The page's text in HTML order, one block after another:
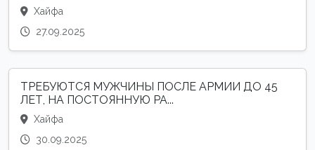
Хайфа
27.09.2025
ТРЕБУЮТСЯ МУЖЧИНЫ ПОСЛЕ АРМИИ ДО 45
ЛЕТ, НА ПОСТОЯННУЮ РА...
Хайфа
30.09.2025